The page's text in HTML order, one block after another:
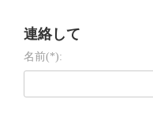
連絡して
名前(*):